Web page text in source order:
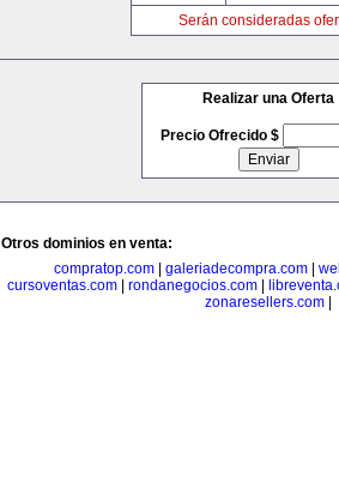
Serán consideradas
Realizar una Oferta
Precio Ofrecido $
Otros dominios en venta:
compratop.com| galeriadecompra.com|
cursoventas.com
rondanegocios.com
zonaresellers.com